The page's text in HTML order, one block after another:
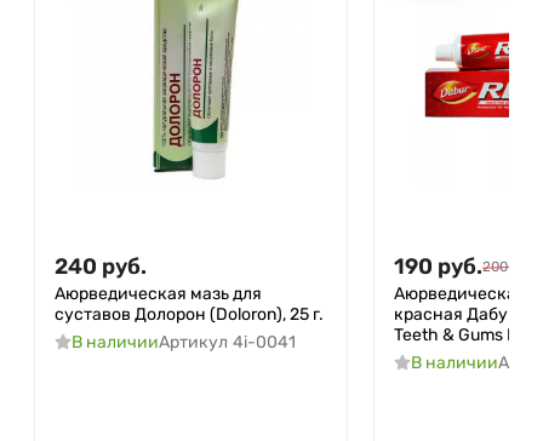
240 руб.
Аюрведическая мазь для
суставов Долорон (Doloron), 25 г.
В наличииАртикул 4i-0041
190 руб.200
Аюрведическая
красная Дабур
Teeth & Gums
В наличии